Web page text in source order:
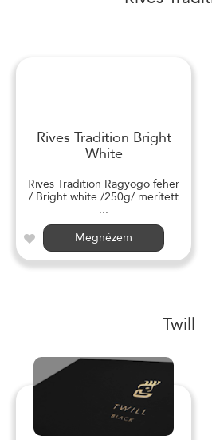
Rives Tradition Bright
White
Rives Tradition Ragyogó fehér
/ Bright white /250g/ merített
...
Megnézem
Twill